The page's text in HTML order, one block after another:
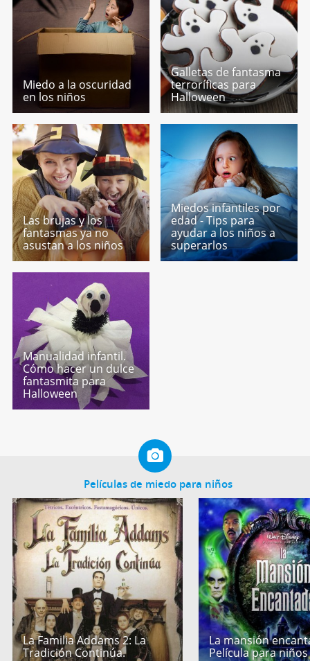
Miedo a la oscuridad
en los niños
Galletas de fantasma
terroríficas para
Halloween
Las brujas y los
fantasmas ya no
asustan a los niños
Miedos infantiles por
edad - Tips para
ayudar a los niños a
superarlos
Manualidad infantil.
Cómo hacer un dulce
fantasmita para
Halloween
Películas de miedo para niños
La Familia Addams 2: La
Tradición Continúa.
La mansión
Película para niños